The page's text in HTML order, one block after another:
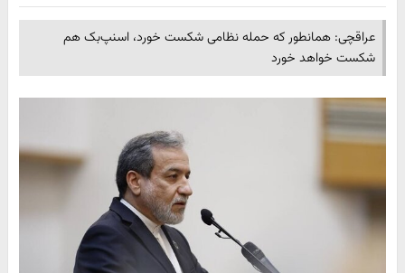
عراقچی: همانطور که حمله نظامی شکست خورد، اسنپ‌بک هم
شکست خواهد خورد